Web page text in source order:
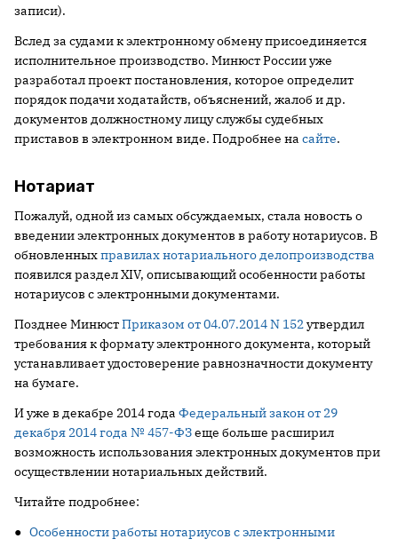
записи).
Вслед за судами к электронному обмену присоединяется
исполнительное производство. Минюст России уже
разработал проект постановления, которое определит
порядок подачи ходатайств, объяснений, жалоб и др.
документов должностному лицу службы судебных
приставов в электронном виде. Подробнее на сайте.
Нотариат
Пожалуй, одной из самых обсуждаемых, стала новость о
введении электронных документов в работу нотариусов. В
обновленныхправилах нотариального делопроизводства
появился раздел XIV, описывающий особенности работы
нотариусов с электронными документами.
Позднее МинюстПриказом от 04.07.2014 N 152утвердил
требования к формату электронного документа, который
устанавливает удостоверение равнозначности документу
на бумаге.
И уже в декабре 2014 года Федеральный закон от 29
декабря 2014 года № 457-ФЗеще больше расширил
возможность использования электронных документов при
осуществлении нотариальных действий.
Читайте подробнее:
● Особенности работы нотариусов с электронными